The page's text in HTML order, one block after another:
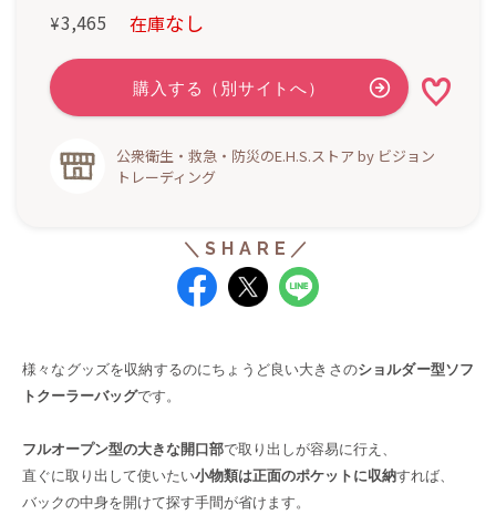
¥3,465 在庫なし
公衆衛生・救急・防災のE.H.S.ストア by ビジョン
トレーディング
様々なグッズを収納するのにちょうど良い大きさのショルダー型ソフ
トクーラーバッグです。
フルオープン型の大きな開口部で取り出しが容易に行え、
直ぐに取り出して使いたい小物類は正面のポケットに収納すれば、
バックの中身を開けて探す手間が省けます。